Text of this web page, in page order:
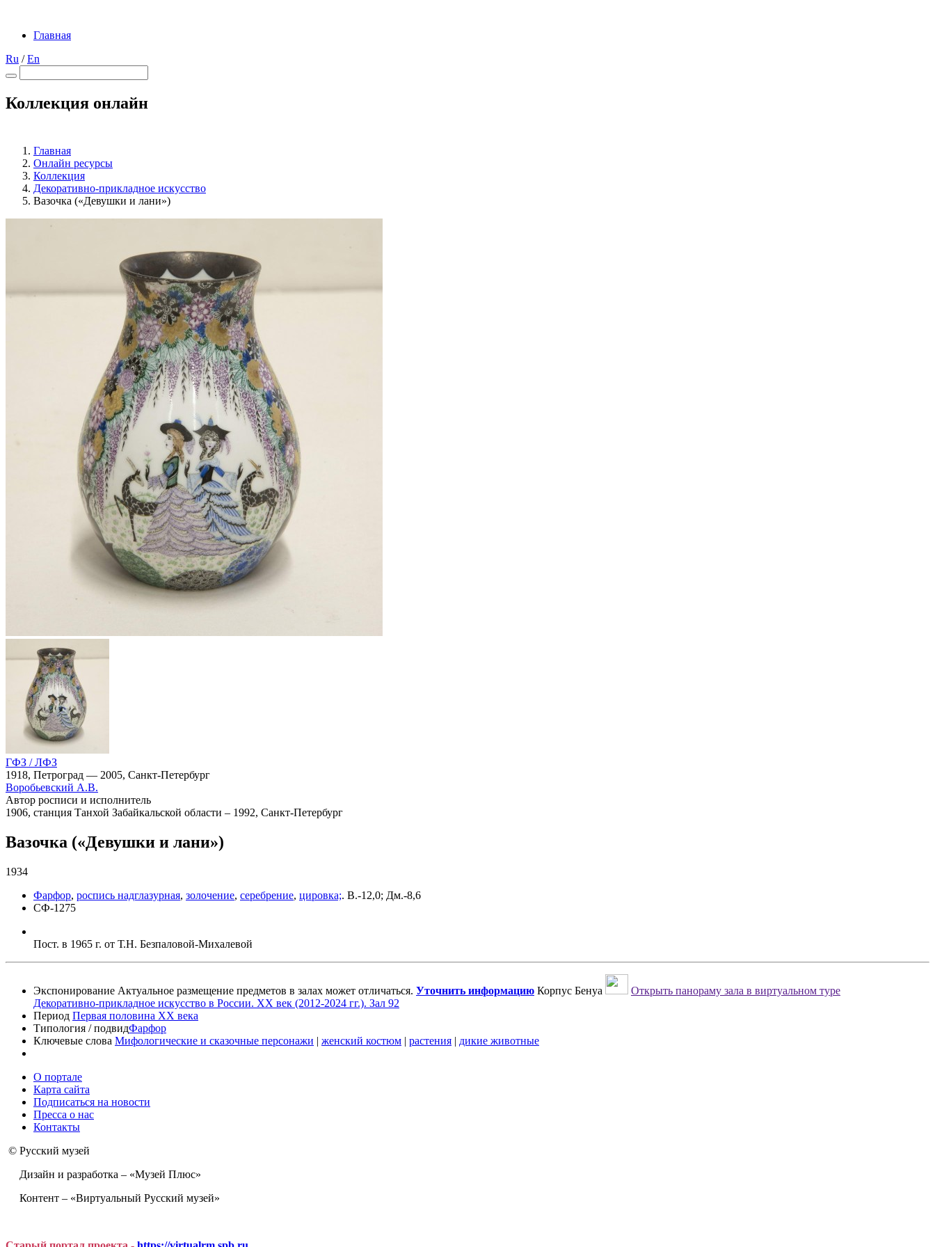
Главная
Ru /En
Коллекция онлайн
Главная
Онлайн ресурсы
Коллекция
Декоративно-прикладное искусство
Вазочка («Девушки и лани»)
ГФЗ / ЛФЗ
1918, Петроград — 2005, Санкт-Петербург
Воробьевский А.В.
Автор росписи и исполнитель
1906, станция Танхой Забайкальской области – 1992, Санкт-Петербург
Вазочка («Девушки и лани»)
1934
Фарфор, роспись надглазурная, золочение, серебрение, цировка;. В.-12,0; Дм.-8,6
СФ-1275
Пост. в 1965 г. от Т.Н. Безпаловой-Михалевой
Экспонирование Актуальное размещение предметов в залах может отличаться. Уточнить информацию Корпус Бенуа
Открыть панораму зала в виртуальном туре
Декоративно-прикладное искусство в России. XX век (2012-2024 гг.). Зал 92
Период Первая половина XX века
Типология / подвидФарфор
Ключевые слова Мифологические и сказочные персонажи | женский костюм | растения | дикие животные
О портале
Карта сайта
Подписаться на новости
Пресса о нас
Контакты
© Русский музей
Дизайн и разработка – «Музей Плюс»
Контент – «Виртуальный Русский музей»